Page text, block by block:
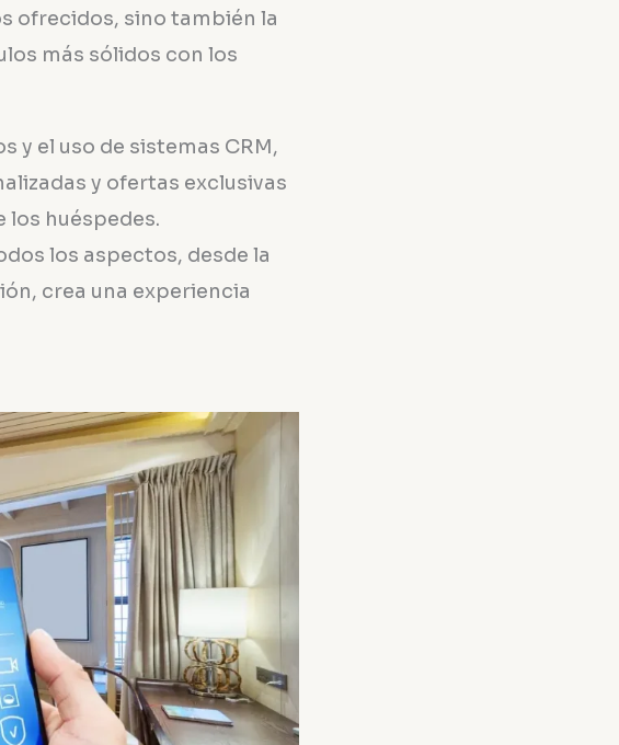
ofrecidos, sino también la
más sólidos con los
y el uso de sistemas CRM,
y ofertas exclusivas
los huéspedes.
los aspectos, desde la
crea una experiencia